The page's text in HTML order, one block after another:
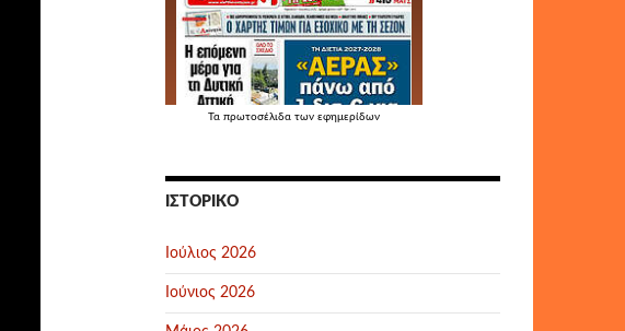
Τα πρωτοσέλιδα των εφημερίδων
ΙΣΤΟΡΙΚΌ
Ιούλιος 2026
Ιούνιος 2026